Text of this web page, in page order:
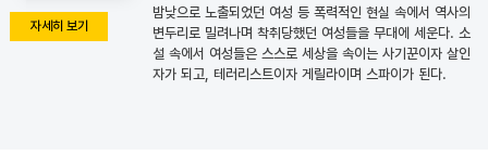
자세히 보기
밤낮으로 노출되었던 여성 등 폭력적인 현실 속에서 역사의
변두리로 밀려나며 착취당했던 여성들을 무대에 세운다. 소
설 속에서 여성들은 스스로 세상을 속이는 사기꾼이자 살인
자가 되고, 테러리스트이자 게릴라이며 스파이가 된다.